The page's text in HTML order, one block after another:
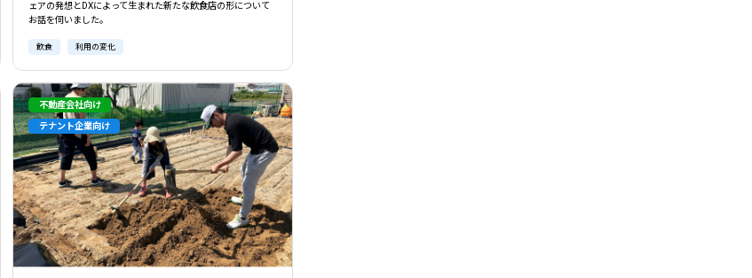
ェアの発想とDXによって生まれた新たな飲食店の形について
お話を伺いました。
飲食 利用の変化
不動産会社向け
テナント企業向け